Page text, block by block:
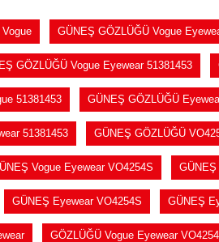
GÜNEŞ GÖZLÜĞÜ Vogue
GÖZLÜĞÜ Vogue Eyewear 51381453
51381453 GÜNEŞ GÖZLÜĞÜ
51381453 GÜNEŞ GÖZLÜĞÜ
Vogue Eyewear VO4254S GÜNEŞ
GÜNEŞ Eyewear VO4254S GÜNEŞ
GÖZLÜĞÜ Vogue Eyewear